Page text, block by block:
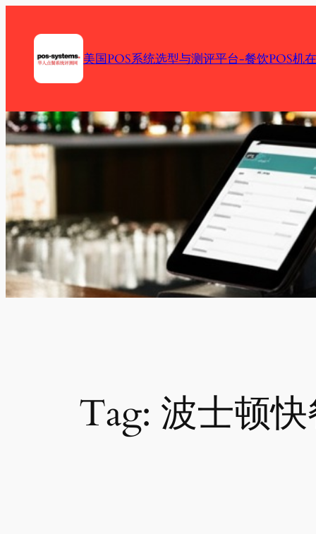
content
美国POS系统选型与测评平台-餐饮POS机
Tag: 波士顿